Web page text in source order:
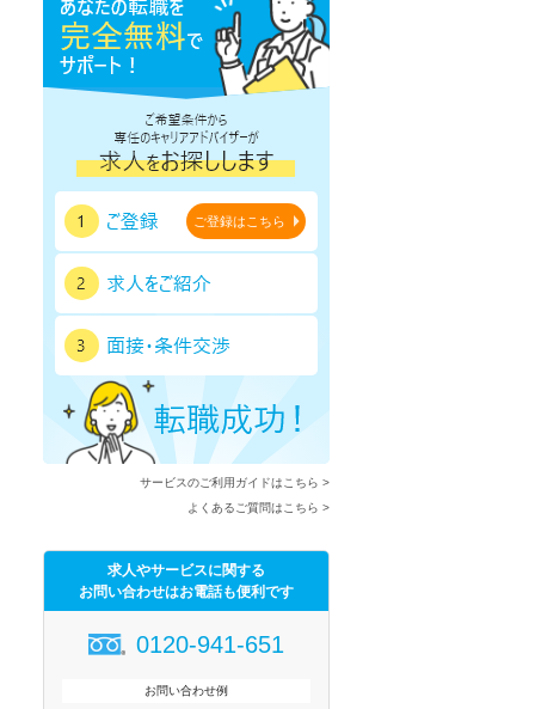
ご登録はこちら
サービスのご利用ガイドはこちら >
よくあるご質問はこちら >
求人やサービスに関する
お問い合わせはお電話も便利です
0120-941-651
お問い合わせ例